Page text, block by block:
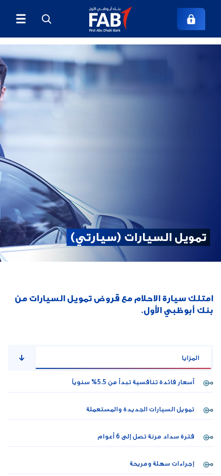
تمويل السيارات (سيارتي)
امتلك سيارة الاحلام مع قروض تمويل السيارات من
بنك أبوظبي الأول.
المزايا
أسعار فائدة تنافسية تبدأ من 5.5% سنوياً
تمويل السيارات الجديدة والمستعملة
فترة سداد مرنة تصل إلى 6 أعوام
إجراءات سهلة ومريحة